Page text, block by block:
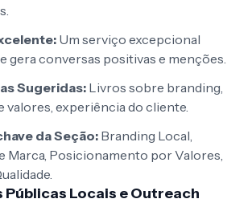
Um serviço excepcional
gera conversas positivas e menções.
Sugeridas: Livros sobre branding,
valores, experiência do cliente.
da Seção: Branding Local,
Marca, Posicionamento por Valores,
Públicas Locais e Outreach